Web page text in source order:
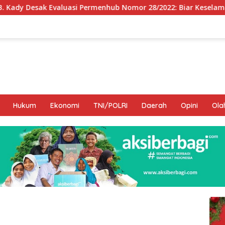
Nomor 28/2022: Biar Keselamatan Pelayaran Tak
Hukum Ekonomi TNI/POLRI Daerah Opini